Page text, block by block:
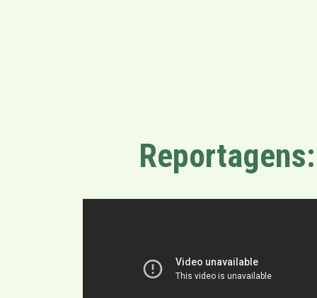
Reportagens: